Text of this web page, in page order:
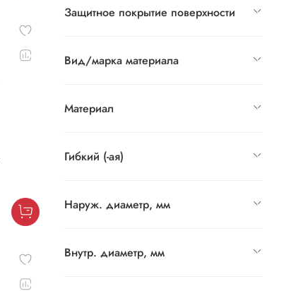
Защитное покрытие поверхности
Вид/марка материала
Материал
Гибкий (-ая)
Наруж. диаметр, мм
Внутр. диаметр, мм